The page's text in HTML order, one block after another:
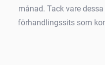
månad. Tack vare
förhandlingssits som